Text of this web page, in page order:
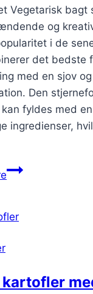
Vegetarisk bagt
og
i de
det bedste
med en sjov
Den
fyldes med
ingredienser,
Vegetarisk
lige
kartofler